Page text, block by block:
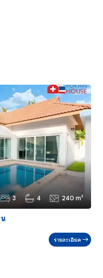
3 4 240 m²
รายละเอียด